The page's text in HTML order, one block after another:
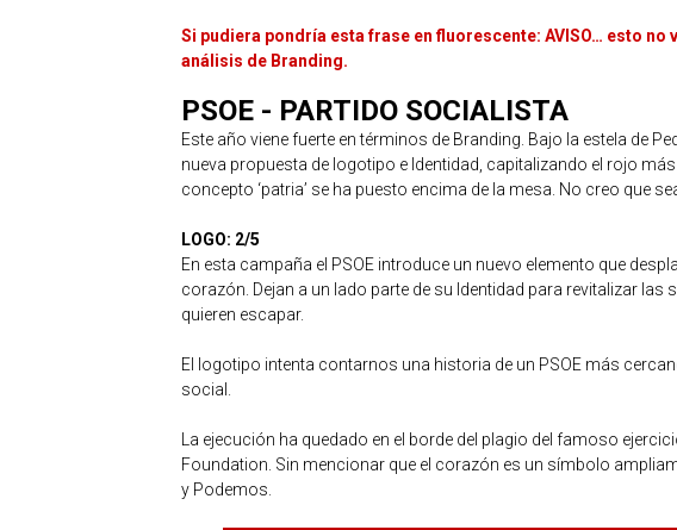
Si pudiera pondría esta frase en fluorescente: AVISO… esto
análisis de Branding.
PSOE - PARTIDO SOCIALISTA
Este año viene fuerte en términos de Branding. Bajo la estela de
nueva propuesta de logotipo e Identidad, capitalizando el rojo
concepto ‘patria’ se ha puesto encima de la mesa. No creo que
LOGO: 2/5
En esta campaña el PSOE introduce un nuevo elemento que
corazón. Dejan a un lado parte de su Identidad para revitalizar
quieren escapar.
El logotipo intenta contarnos una historia de un PSOE más
social.
La ejecución ha quedado en el borde del plagio del famoso
Foundation. Sin mencionar que el corazón es un símbolo
y Podemos.